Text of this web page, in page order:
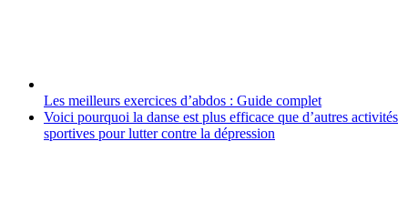
Les meilleurs exercices d’abdos : Guide complet
Voici pourquoi la danse est plus efficace que d’autres activités
sportives pour lutter contre la dépression